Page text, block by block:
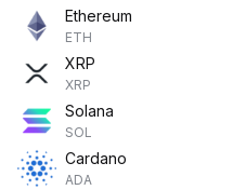
Ethereum
ETH
XRP
XRP
Solana
SOL
Cardano
ADA